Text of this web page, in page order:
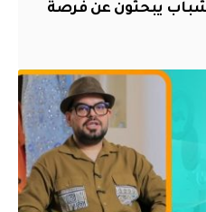
يبحثون عن فرصة